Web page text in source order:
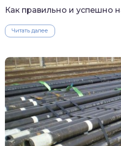
Как правильно и успешно
Читать далее